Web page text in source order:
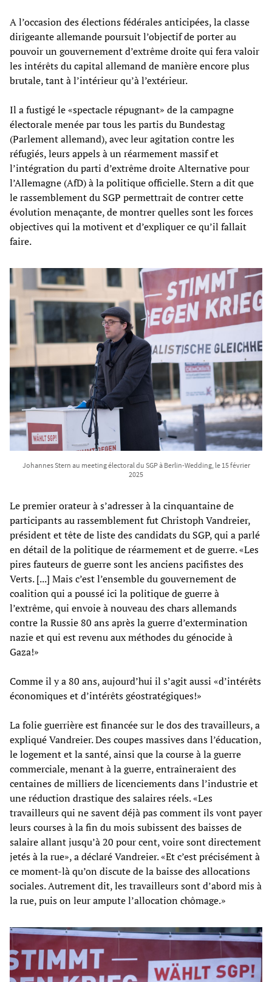
A l’occasion des élections fédérales anticipées, la classe
dirigeante allemande poursuit l’objectif de porter au
pouvoir un gouvernement d’extrême droite qui fera valoir
les intérêts du capital allemand de manière encore plus
brutale, tant à l’intérieur qu’à l’extérieur.
Il a fustigé le «spectacle répugnant» de la campagne
électorale menée par tous les partis du Bundestag
(Parlement allemand), avec leur agitation contre les
réfugiés, leurs appels à un réarmement massif et
l’intégration du parti d’extrême droite Alternative pour
l’Allemagne (AfD) à la politique officielle. Stern a dit que
le rassemblement du SGP permettrait de contrer cette
évolution menaçante, de montrer quelles sont les forces
objectives qui la motivent et d’expliquer ce qu’il fallait
faire.
Johannes Stern au meeting électoral du SGP à Berlin-Wedding, le 15 février
2025
Le premier orateur à s’adresser à la cinquantaine de
participants au rassemblement fut Christoph Vandreier,
président et tête de liste des candidats du SGP, qui a parlé
en détail de la politique de réarmement et de guerre. «Les
pires fauteurs de guerre sont les anciens pacifistes des
Verts. [...] Mais c’est l’ensemble du gouvernement de
coalition qui a poussé ici la politique de guerre à
l’extrême, qui envoie à nouveau des chars allemands
contre la Russie 80 ans après la guerre d’extermination
nazie et qui est revenu aux méthodes du génocide à
Gaza!»
Comme il y a 80 ans, aujourd’hui il s’agit aussi «d’intérêts
économiques et d’intérêts géostratégiques!»
La folie guerrière est financée sur le dos des travailleurs, a
expliqué Vandreier. Des coupes massives dans l’éducation,
le logement et la santé, ainsi que la course à la guerre
commerciale, menant à la guerre, entraîneraient des
centaines de milliers de licenciements dans l’industrie et
une réduction drastique des salaires réels. «Les
travailleurs qui ne savent déjà pas comment ils vont payer
leurs courses à la fin du mois subissent des baisses de
salaire allant jusqu’à 20 pour cent, voire sont directement
jetés à la rue», a déclaré Vandreier. «Et c’est précisément à
ce moment-là qu’on discute de la baisse des allocations
sociales. Autrement dit, les travailleurs sont d’abord mis à
la rue, puis on leur ampute l’allocation chômage.»